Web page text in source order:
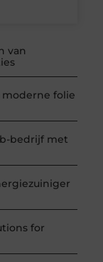
van
folie
bedrijf met
for